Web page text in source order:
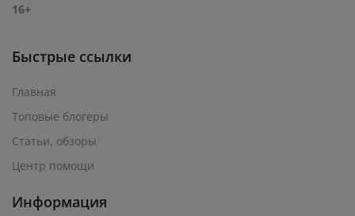
16+
Быстрые ссылки
Главная
Топовые блогеры
Статьи, обзоры
Центр помощи
Информация